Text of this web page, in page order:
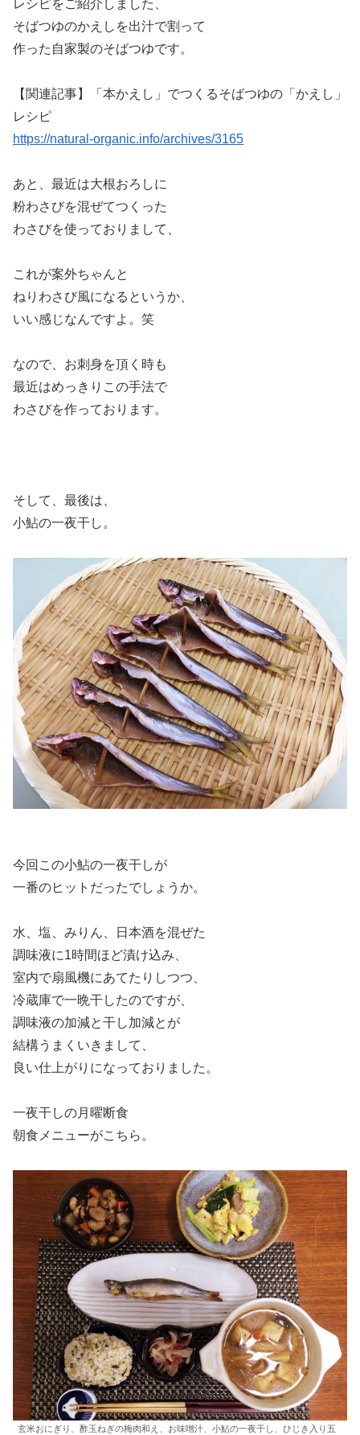
レシピをご紹介しました、
そばつゆのかえしを出汁で割って
作った自家製のそばつゆです。
【関連記事】「本かえし」でつくるそばつゆの「かえし」
レシピ
https://natural-organic.info/archives/3165
あと、最近は大根おろしに
粉わさびを混ぜてつくった
わさびを使っておりまして、
これが案外ちゃんと
ねりわさび風になるというか、
いい感じなんですよ。笑
なので、お刺身を頂く時も
最近はめっきりこの手法で
わさびを作っております。
そして、最後は、
小鮎の一夜干し。
今回この小鮎の一夜干しが
一番のヒットだったでしょうか。
水、塩、みりん、日本酒を混ぜた
調味液に1時間ほど漬け込み、
室内で扇風機にあてたりしつつ、
冷蔵庫で一晩干したのですが、
調味液の加減と干し加減とが
結構うまくいきまして、
良い仕上がりになっておりました。
一夜干しの月曜断食
朝食メニューがこちら。
玄米おにぎり、酢玉ねぎの梅肉和え、お味噌汁、小鮎の一夜干し、ひじき入り五